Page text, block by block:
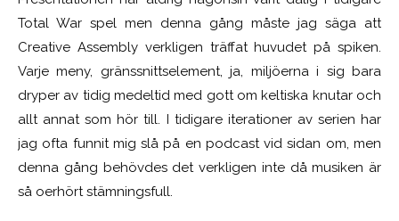
Total War spel men denna gång måste jag säga att
Creative Assembly verkligen träffat huvudet på spiken.
Varje meny, gränssnittselement, ja, miljöerna i sig bara
dryper av tidig medeltid med gott om keltiska knutar och
allt annat som hör till. I tidigare iterationer av serien har
jag ofta funnit mig slå på en podcast vid sidan om, men
denna gång behövdes det verkligen inte då musiken är
så oerhört stämningsfull.